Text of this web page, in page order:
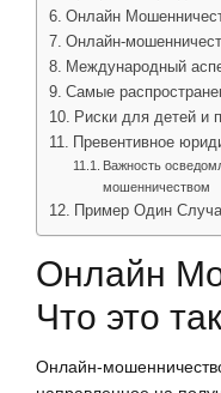
Онлайн
Онлайн-
Международный
Самые
Риски для детей и
Превентивное
Важность
мошенничеством
Пример Один
Онлайн
Что это
Онлайн-